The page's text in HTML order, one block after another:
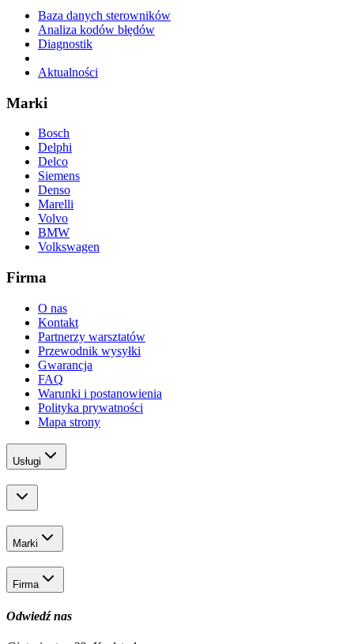
Baza danych sterowników
Analiza kodów błędów
Diagnostik
Aktualności
Marki
Bosch
Delphi
Delco
Siemens
Denso
Marelli
Volvo
BMW
Volkswagen
Firma
O nas
Kontakt
Partnerzy warsztatów
Przewodnik wysyłki
Gwarancja
FAQ
Warunki i postanowienia
Polityka prywatności
Mapa strony
Usługi
Marki
Firma
Odwiedź nas